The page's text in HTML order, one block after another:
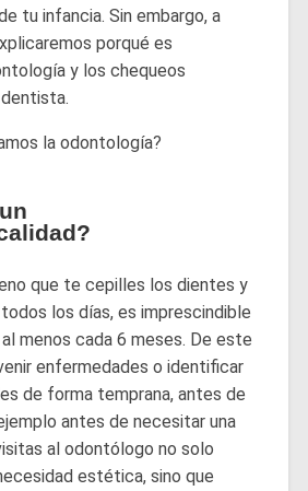
tu infancia. Sin embargo, a
porqué es
y los chequeos
la odontología?
que te cepilles los dientes y
los días, es imprescindible
menos cada 6 meses. De este
enfermedades o identificar
de forma temprana, antes de
antes de necesitar una
al odontólogo no solo
estética, sino que